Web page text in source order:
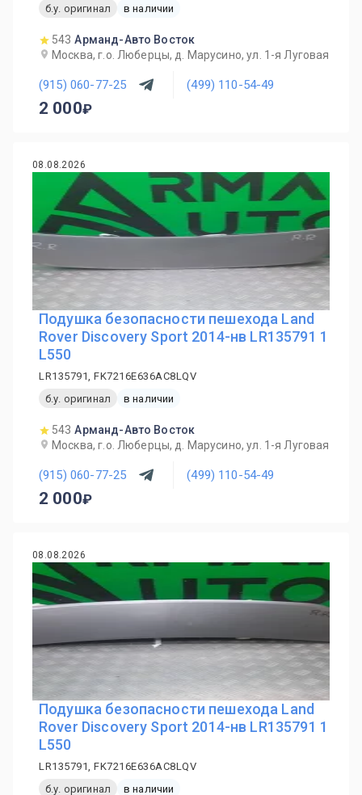
б.у. оригинал
в наличии
543 Арманд-Авто Восток
Москва, г.о. Люберцы, д. Марусино, ул. 1-я Луговая
(915) 060-77-25 (499) 110-54-49
2 000
08.08.2026
Подушка безопасности пешехода Land
Rover Discovery Sport 2014-нв LR135791 1
L550
LR135791, FK7216E636AC8LQV
б.у. оригинал
в наличии
543 Арманд-Авто Восток
Москва, г.о. Люберцы, д. Марусино, ул. 1-я Луговая
(915) 060-77-25 (499) 110-54-49
2 000
08.08.2026
Подушка безопасности пешехода Land
Rover Discovery Sport 2014-нв LR135791 1
L550
LR135791, FK7216E636AC8LQV
б.у. оригинал
в наличии